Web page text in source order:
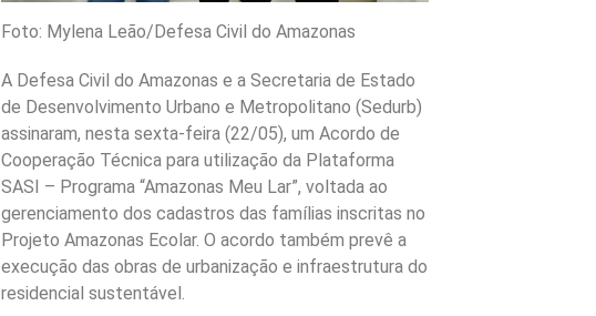
Foto: Mylena Leão/Defesa Civil do Amazonas
A Defesa Civil do Amazonas e a Secretaria de Estado
de Desenvolvimento Urbano e Metropolitano (Sedurb)
assinaram, nesta sexta-feira (22/05), um Acordo de
Cooperação Técnica para utilização da Plataforma
SASI – Programa “Amazonas Meu Lar”, voltada ao
gerenciamento dos cadastros das famílias inscritas no
Projeto Amazonas Ecolar. O acordo também prevê a
execução das obras de urbanização e infraestrutura do
residencial sustentável.